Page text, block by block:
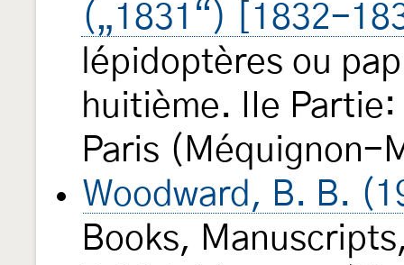
(„1831“) [1832-
lépidoptères ou
huitième. IIe Partie:
Paris (Méquignon-
Woodward, B. B.
Books,